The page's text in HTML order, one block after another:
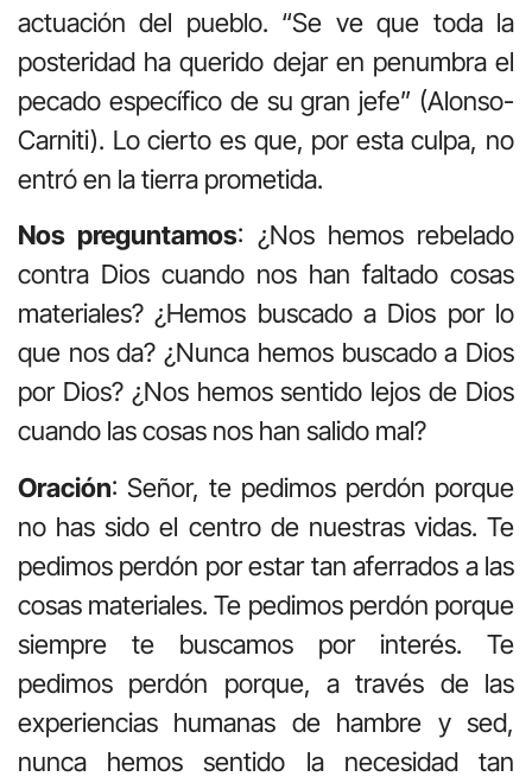
actuación del pueblo. “Se ve que toda la
posteridad ha querido dejar en penumbra el
pecado específico de su gran jefe” (Alonso-
Carniti). Lo cierto es que, por esta culpa, no
entró en la tierra prometida.
Nos preguntamos: ¿Nos hemos rebelado
contra Dios cuando nos han faltado cosas
materiales? ¿Hemos buscado a Dios por lo
que nos da? ¿Nunca hemos buscado a Dios
por Dios? ¿Nos hemos sentido lejos de Dios
cuando las cosas nos han salido mal?
Oración: Señor, te pedimos perdón porque
no has sido el centro de nuestras vidas. Te
pedimos perdón por estar tan aferrados a las
cosas materiales. Te pedimos perdón porque
siempre te buscamos por interés. Te
pedimos perdón porque, a través de las
experiencias humanas de hambre y sed,
nunca hemos sentido la necesidad tan